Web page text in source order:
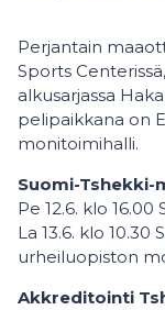
Perjantain
Sports
alkusarjassa
pelipaikkana on
monitoimihalli.
Suomi-
Pe 12.6. klo
La 13.6. klo 10.30
urheiluopiston
Akkreditointi